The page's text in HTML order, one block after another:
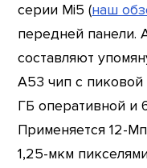
серии Mi5 (наш
передней панели.
составляют
A53 чип с пиковой
ГБ оперативной и
Применяется 12-
1,25-мкм